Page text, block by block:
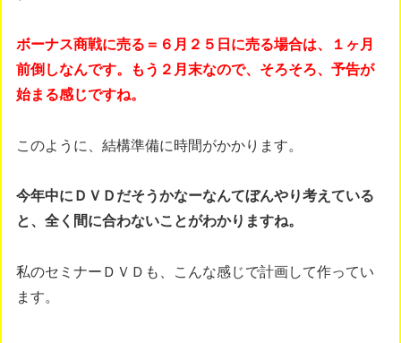
ボーナス商戦に売る＝６月２５日に売る場合は、１ヶ月
前倒しなんです。もう２月末なので、そろそろ、予告が
始まる感じですね。
このように、結構準備に時間がかかります。
今年中にＤＶＤだそうかなーなんてぼんやり考えている
と、全く間に合わないことがわかりますね。
私のセミナーＤＶＤも、こんな感じで計画して作ってい
ます。